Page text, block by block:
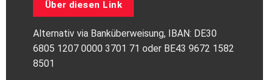
Über diesen Link
Alternativ via Banküberweisung, IBAN: DE30
6805 1207 0000 3701 71 oder BE43 9672 1582
8501